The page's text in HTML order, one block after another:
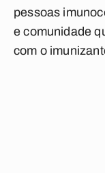
pessoas
e comunidade
com o